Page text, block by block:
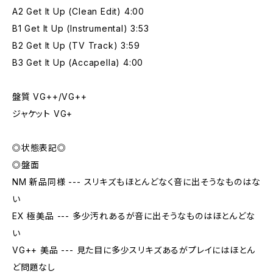
A2 Get It Up (Clean Edit) 4:00
B1 Get It Up (Instrumental) 3:53
B2 Get It Up (TV Track) 3:59
B3 Get It Up (Accapella) 4:00
盤質 VG++/VG++
ジャケット VG+
◎状態表記◎
◎盤面
NM 新品同様 --- スリキズもほとんどなく音に出そうなものはな
い
EX 極美品 --- 多少汚れあるが音に出そうなものはほとんどな
い
VG++ 美品 --- 見た目に多少スリキズあるがプレイにはほとん
ど問題なし